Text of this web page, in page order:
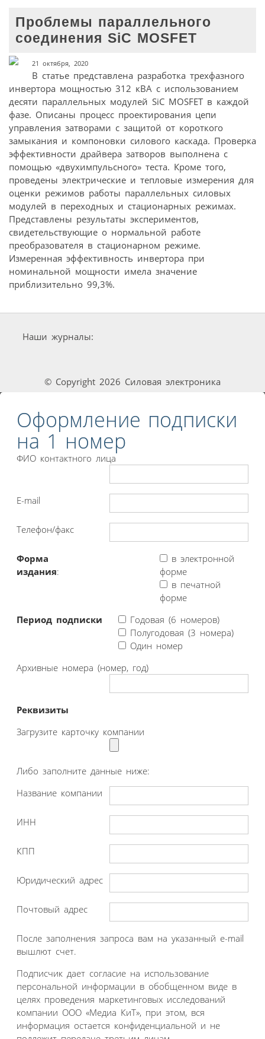
Проблемы параллельного
соединения SiC MOSFET
21 октября, 2020
В статье представлена разработка трехфазного
инвертора мощностью 312 кВА с использованием
десяти параллельных модулей SiC MOSFET в каждой
фазе. Описаны процесс проектирования цепи
управления затворами с защитой от короткого
замыкания и компоновки силового каскада. Проверка
эффективности драйвера затворов выполнена с
помощью «двухимпульсного» теста. Кроме того,
проведены электрические и тепловые измерения для
оценки режимов работы параллельных силовых
модулей в переходных и стационарных режимах.
Представлены результаты экспериментов,
свидетельствующие о нормальной работе
преобразователя в стационарном режиме.
Измеренная эффективность инвертора при
номинальной мощности имела значение
приблизительно 99,3%.
Наши журналы:
© Copyright 2026 Силовая электроника
Оформление подписки
на 1 номер
ФИО контактного лица
E-mail
Телефон/факс
Форма
издания:
в электронной
форме
в печатной
форме
Период подписки
Годовая (6 номеров)
Полугодовая (3 номера)
Один номер
Архивные номера (номер, год)
Реквизиты
Загрузите карточку компании
Либо заполните данные ниже:
Название компании
ИНН
КПП
Юридический адрес
Почтовый адрес
После заполнения запроса вам на указанный e-mail
вышлют счет.
Подписчик дает согласие на использование
персональной информации в обобщенном виде в
целях проведения маркетинговых исследований
компании ООО «Медиа КиТ», при этом, вся
информация остается конфиденциальной и не